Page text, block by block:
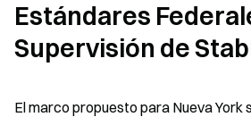
Estándares
Supervisión de
El marco propuesto para Nueva York